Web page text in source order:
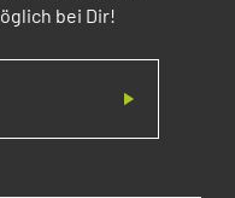
bei Dir!